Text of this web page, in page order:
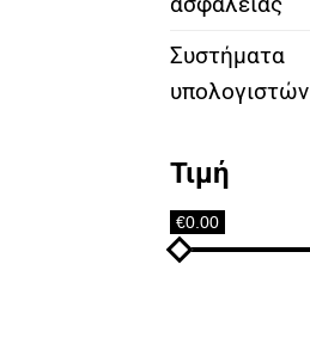
Συστήματα
υπολογιστών
Τιμή
€0.00